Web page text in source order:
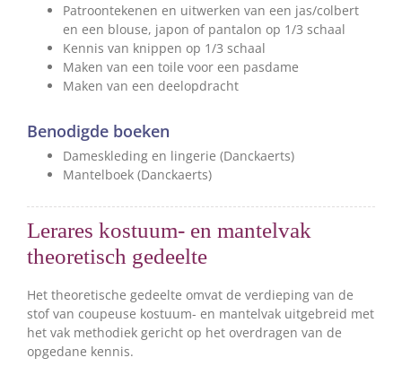
Patroontekenen en uitwerken van een jas/colbert
en een blouse, japon of pantalon op 1/3 schaal
Kennis van knippen op 1/3 schaal
Maken van een toile voor een pasdame
Maken van een deelopdracht
Benodigde boeken
Dameskleding en lingerie (Danckaerts)
Mantelboek (Danckaerts)
Lerares kostuum- en mantelvak
theoretisch gedeelte
Het theoretische gedeelte omvat de verdieping van de
stof van coupeuse kostuum- en mantelvak uitgebreid met
het vak methodiek gericht op het overdragen van de
opgedane kennis.